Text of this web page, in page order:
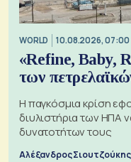
WORLD 10.08.2026, 07:00
«Refine, Baby,
των
Η παγκόσμια κρίση
διυλιστήρια των ΗΠΑ
δυνατοτήτων τους
Αλέξανδρος Σιουτζούκης